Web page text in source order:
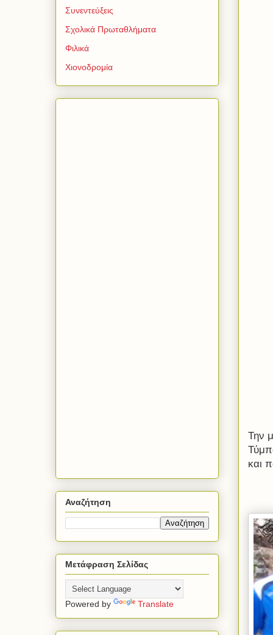
Την
και
Συνεντεύξεις
Σχολικά Πρωταθλήματα
Φιλικά
Χιονοδρομία
Αναζήτηση
Μετάφραση Σελίδας
Powered by Translate